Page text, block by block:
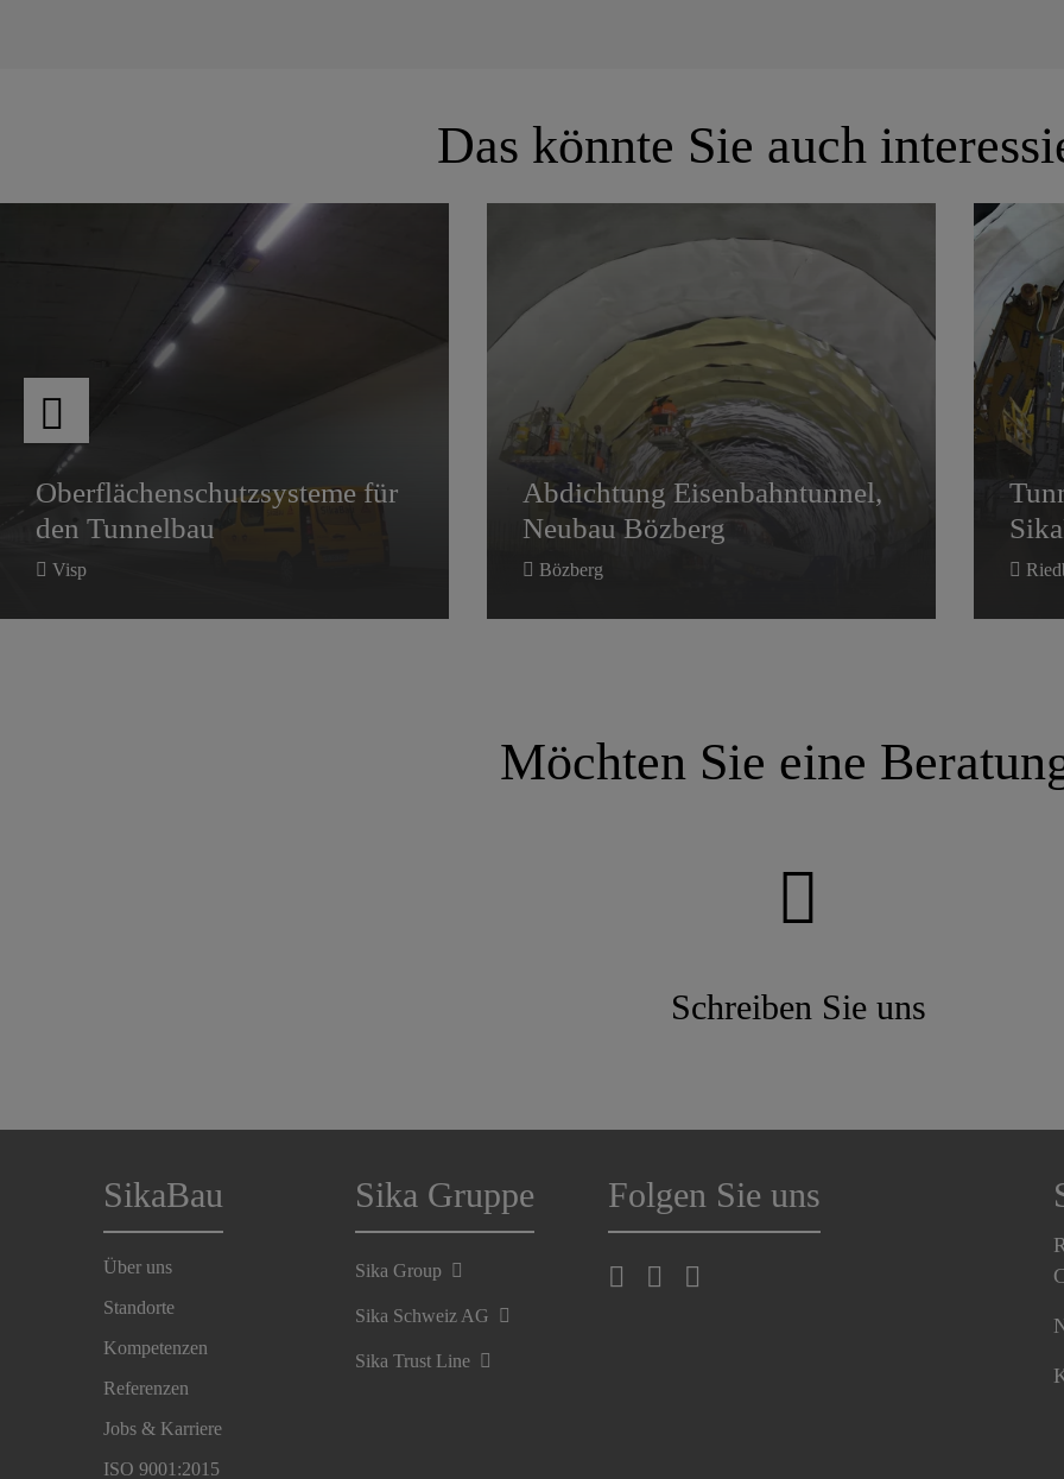
Das könnte Sie auch
Oberflächenschutzsysteme für
den Tunnelbau
Visp
Oberflächenschutzsysteme für
den Tunnelbau
Abdichtung Eisenbahntunnel,
Neubau Bözberg
Bözberg
Abdichtung Eisenbahntunnel,
Neubau Bözberg
Möchten Sie eine
Schreiben Sie uns
SikaBau
Über uns
Standorte
Kompetenzen
Referenzen
Jobs & Karriere
ISO 9001:2015
Sika Gruppe
Sika Group
Sika Schweiz AG
Sika Trust Line
Folgen Sie uns